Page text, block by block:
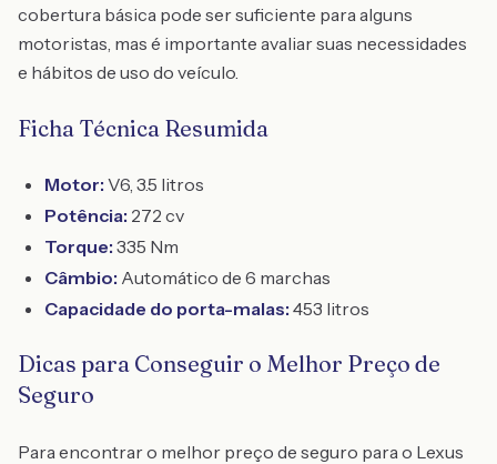
cobertura básica pode ser suficiente para alguns
motoristas, mas é importante avaliar suas necessidades
e hábitos de uso do veículo.
Ficha Técnica Resumida
Motor: V6, 3.5 litros
Potência: 272 cv
Torque: 335 Nm
Câmbio: Automático de 6 marchas
Capacidade do porta-malas: 453 litros
Dicas para Conseguir o Melhor Preço de
Seguro
Para encontrar o melhor preço de seguro para o Lexus